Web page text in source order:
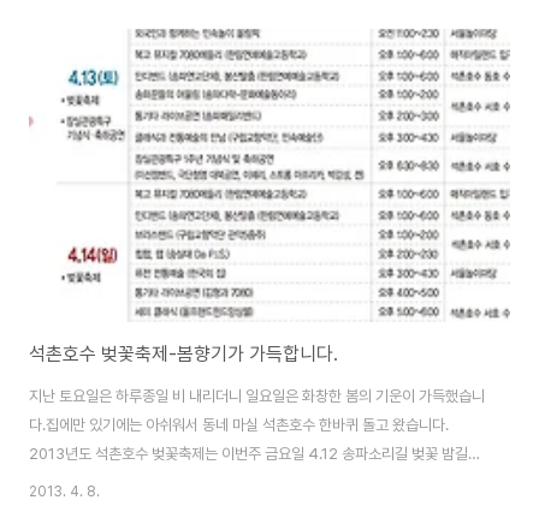
차들로 가득하네요. 1년중에 이렇게 차가 제일 많이 붐비는 시기죠. 주말에는
가급적 대중교통을 이용하는게 좋을것 같네요. 꽃샘 추위가 지나 날씨가 어느
정도 풀린 이번 주말은 서울 근교에서 봄 정취를 느끼기 위해 몰려든 상춘객들
로 엄청 붐볐습니다. 아이들의 손을 잡고 봄나들이를 온 가족부터 도시락을 싸
들고 봄 소풍을 온 것 같은 연인까지~ ..
석촌호수 벚꽃축제-봄향기가 가득합니다.
지난 토요일은 하루종일 비 내리더니 일요일은 화창한 봄의 기운이 가득했습니
다.집에만 있기에는 아쉬워서 동네 마실 석촌호수 한바퀴 돌고 왔습니다.
2013년도 석촌호수 벚꽃축제는 이번주 금요일 4.12 송파소리길 벚꽃 밤길걷
기로 문을 열게 되며, 4.13(토)~14(일) 동안에는 벚꽃축제 문화예술 공연마당,
2013. 4. 8.